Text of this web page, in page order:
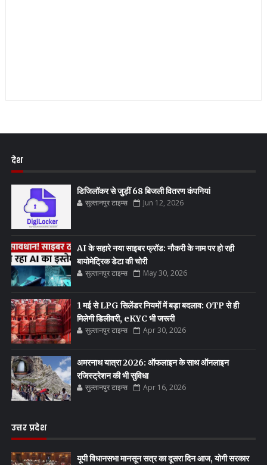
देश
डिजिलॉकर से जुड़ीं 68 बिजली वितरण कंपनियां
सुल्तानपुर टाइम्स Jun 12, 2026
AI के सहारे नया साइबर फ्रॉड: नौकरी के नाम पर हो रही
बायोमेट्रिक डेटा की चोरी
सुल्तानपुर टाइम्स May 30, 2026
1 मई से LPG सिलेंडर नियमों में बड़ा बदलाव: OTP से ही
मिलेगी डिलीवरी, eKYC भी जरूरी
सुल्तानपुर टाइम्स Apr 30, 2026
अमरनाथ यात्रा 2026: ऑफलाइन के साथ ऑनलाइन
रजिस्ट्रेशन की भी सुविधा
सुल्तानपुर टाइम्स Apr 16, 2026
उत्तर प्रदेश
यूपी विधानसभा मानसून सत्र का दूसरा दिन आज, योगी सरकार